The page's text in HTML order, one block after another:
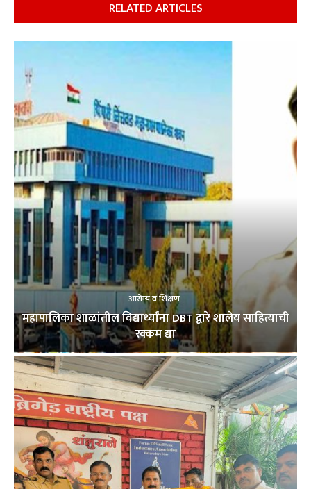
RELATED ARTICLES
आरोग्य व शिक्षण
महापालिका शाळांतील विद्यार्थ्यांना DBT द्वारे शालेय साहित्याची
रक्कम द्या